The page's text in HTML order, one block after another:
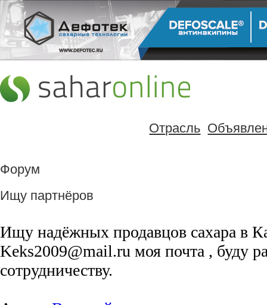
Отрасль
Форум
Ищу партнёров
Ищу надёжных продавцов сахара в
Keks2009@mail.ru моя почта , буду
сотрудничеству.